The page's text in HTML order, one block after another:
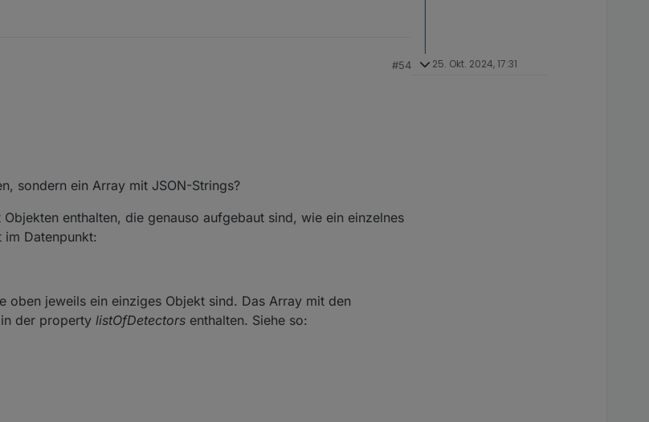
#54
sondern ein Array mit JSON-Strings?
enthalten, die genauso aufgebaut sind, wie ein einzelnes
Datenpunkt:
oben jeweils ein einziges Objekt sind. Das Array mit den
der property listOfDetectors enthalten. Siehe so:
25. Okt. 2024, 17:31